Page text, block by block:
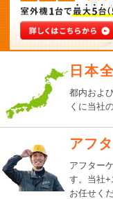
日本
都内およ
くに当社
アフ
アフター
す。 当社
お任せく